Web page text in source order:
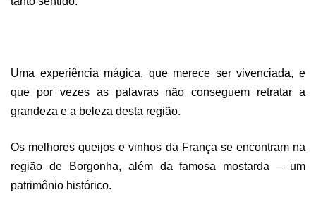
Uma experiência mágica, que merece ser vivenciada, e
que por vezes as palavras não conseguem retratar a
grandeza e a beleza desta região.
Os melhores queijos e vinhos da França se encontram na
região de Borgonha, além da famosa mostarda – um
patrimônio histórico.